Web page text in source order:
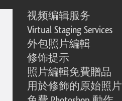
视频编辑服务
Virtual Staging Services
外包照片編輯
修饰提示
照片編輯免費贈品
用於修飾的原始照片